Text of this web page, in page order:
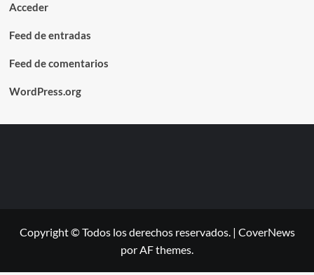
Acceder
Feed de entradas
Feed de comentarios
WordPress.org
Copyright © Todos los derechos reservados. | CoverNews
por AF themes.